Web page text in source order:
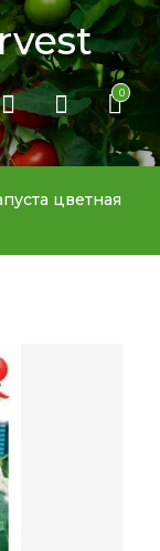
0
цветная